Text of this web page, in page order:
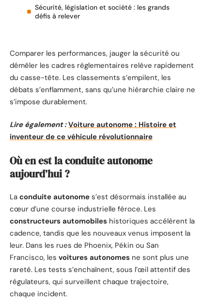
Sécurité, législation et société : les grands
défis à relever
Comparer les performances, jauger la sécurité ou
démêler les cadres réglementaires relève rapidement
du casse-tête. Les classements s’empilent, les
débats s’enflamment, sans qu’une hiérarchie claire ne
s’impose durablement.
Lire également : Voiture autonome : Histoire et
inventeur de ce véhicule révolutionnaire
Où en est la conduite autonome
aujourd’hui ?
La conduite autonome s’est désormais installée au
cœur d’une course industrielle féroce. Les
constructeurs automobiles historiques accélèrent la
cadence, tandis que les nouveaux venus imposent la
leur. Dans les rues de Phoenix, Pékin ou San
Francisco, les voitures autonomes ne sont plus une
rareté. Les tests s’enchaînent, sous l’œil attentif des
régulateurs, qui surveillent chaque trajectoire,
chaque incident.